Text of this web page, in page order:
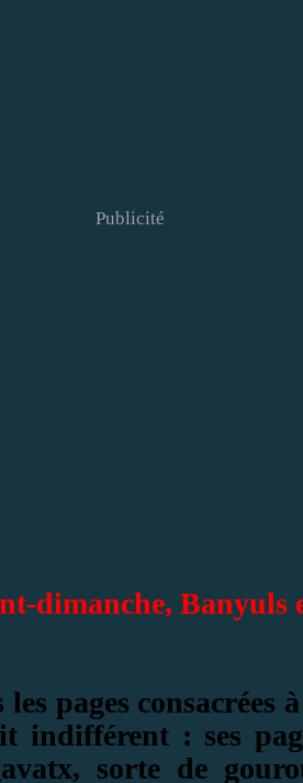
Publicité
dimanche, Banyuls
pages consacrées
indifférent : ses
sorte de